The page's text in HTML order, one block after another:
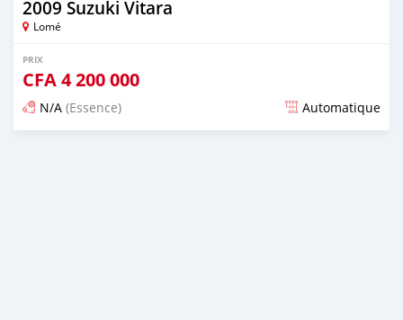
2009 Suzuki Vitara
Lomé
PRIX
CFA4 200 000
N/A (Essence) Automatique